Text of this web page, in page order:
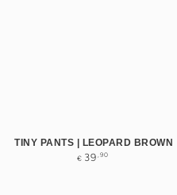
TINY PANTS | LEOPARD BROWN
Normale
€ 39 ,90